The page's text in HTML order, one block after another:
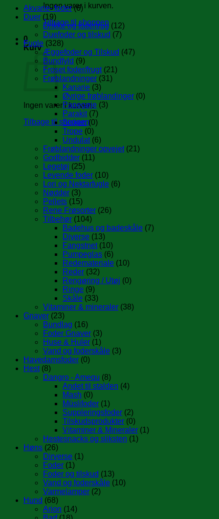
Ingen varer i kurven.
Tilbage til shoppen
0
Kurv
Ingen varer i kurven.
Tilbage til shoppen
Akvarie- foder (6)
Duer (19)
Drikke og fodertrug (12)
Duefoder og tilskud (7)
Fugle (328)
Æggefoder og Tilskud (47)
Bundfyld (9)
Froset foder/frugt (21)
Frøblandninger (31)
Kanarie (3)
Øvrige frøblandinger (0)
Papegøje (3)
Parakit (7)
Sisken (0)
Trope (0)
Undulat (6)
Frøblandninger opvejet (21)
Godbidder (11)
Legetøj (25)
Levende foder (10)
Lori og Nektarfugle (6)
Nødder (3)
Pellets (15)
Rene Frøsorter (26)
Tilbehør (104)
Badehus og badeskåle (7)
Diverse (13)
Fangstnet (10)
Pumpeglas (6)
Redemateriale (10)
Reder (32)
Rengøring / Utøj (0)
Ringe (9)
Skåle (33)
Vitaminer & mineraler (38)
Gnaver (23)
Bundlag (16)
Foder Gnaver (3)
Huse & Huler (1)
Vand og foderskåle (3)
Havedamsfoder (0)
Hest (8)
Dangro - Amequ (8)
Andet til stalden (4)
Mash (0)
Müslifoder (1)
Suppleringsfoder (2)
Tilskudsprodukter (0)
Vitaminer & Mineraler (1)
Hestesnacks og sliksten (1)
Høns (26)
Dirverse (1)
Foder (1)
Foder og tilskud (13)
Vand og foderskåle (10)
Varmelamper (2)
Hund (68)
Arion (14)